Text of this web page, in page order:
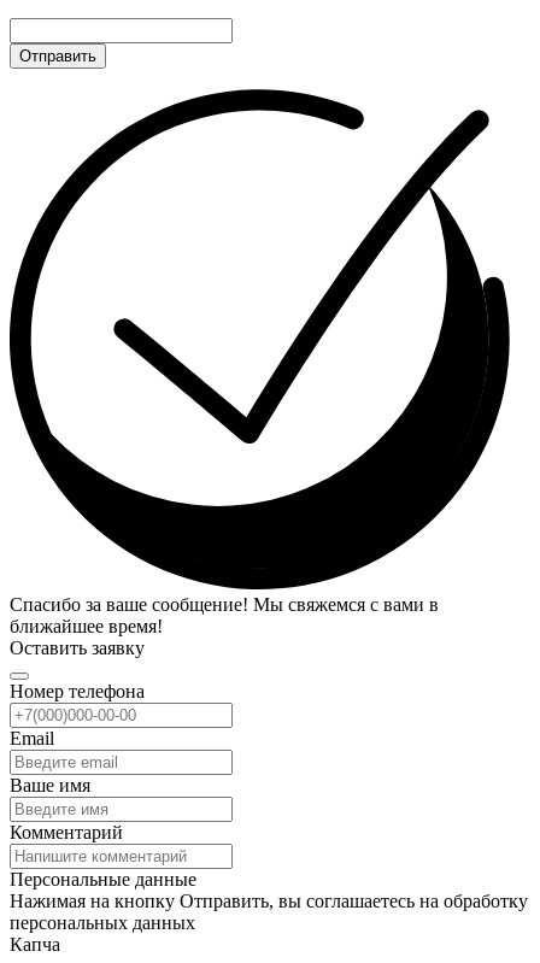
Отправить
Спасибо за ваше сообщение! Мы свяжемся с вами в
ближайшее время!
Оставить заявку
Номер телефона
Email
Ваше имя
Комментарий
Персональные данные
Нажимая на кнопку Отправить, вы соглашаетесь на обработку
персональных данных
Капча